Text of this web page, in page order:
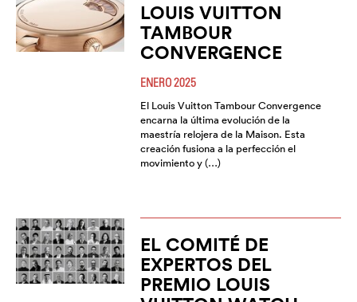
LOUIS VUITTON
TAMBOUR
CONVERGENCE
ENERO 2025
El Louis Vuitton Tambour Convergence
encarna la última evolución de la
maestría relojera de la Maison. Esta
creación fusiona a la perfección el
movimiento y (…)
EL COMITÉ DE
EXPERTOS DEL
PREMIO LOUIS